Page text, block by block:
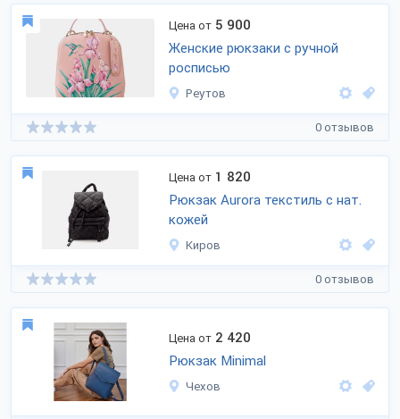
Цена от 5 900
Женские рюкзаки с ручной
росписью
Реутов
0 отзывов
Цена от 1 820
Рюкзак Aurora текстиль с нат.
кожей
Киров
0 отзывов
Цена от 2 420
Рюкзак Minimal
Чехов